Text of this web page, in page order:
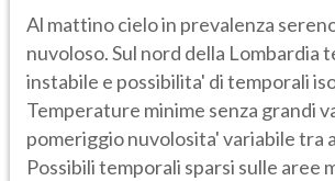
Al mattino cielo in prevalenza
nuvoloso. Sul nord della Lombardia
instabile e possibilita' di temporali
Temperature minime senza grandi
pomeriggio nuvolosita' variabile tra
Possibili temporali sparsi sulle aree